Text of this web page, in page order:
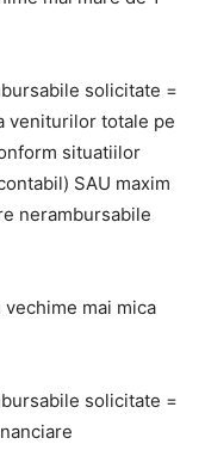
solicitate =
veniturilor totale pe
situatiilor
SAU maxim
nerambursabile
mai mica
solicitate =